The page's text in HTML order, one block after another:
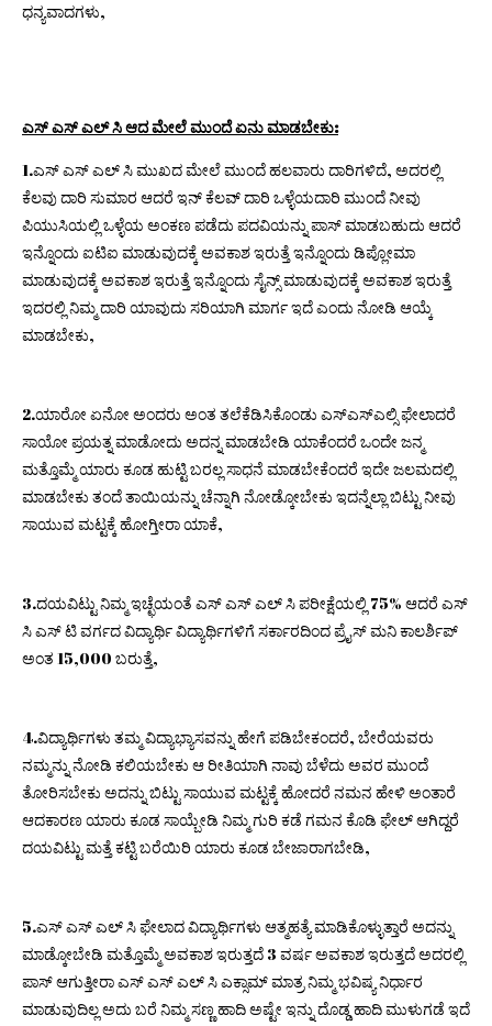
ಧನ್ಯವಾದಗಳು,
ಎಸ್ ಎಸ್ ಎಲ್ ಸಿ ಆದ ಮೇಲೆ ಮುಂದೆ ಏನು ಮಾಡಬೇಕು:
1.ಎಸ್ ಎಸ್ ಎಲ್ ಸಿ ಮುಖದ ಮೇಲೆ ಮುಂದೆ ಹಲವಾರು ದಾರಿಗಳಿದೆ, ಅದರಲ್ಲಿ
ಕೆಲವು ದಾರಿ ಸುಮಾರ ಆದರೆ ಇನ್ ಕೆಲವ್ ದಾರಿ ಒಳ್ಳೆಯದಾರಿ ಮುಂದೆ ನೀವು
ಪಿಯುಸಿಯಲ್ಲಿ ಒಳ್ಳೆಯ ಅಂಕಣ ಪಡೆದು ಪದವಿಯನ್ನು ಪಾಸ್ ಮಾಡಬಹುದು ಆದರೆ
ಇನ್ನೊಂದು ಐಟಿಐ ಮಾಡುವುದಕ್ಕೆ ಅವಕಾಶ ಇರುತ್ತೆ ಇನ್ನೊಂದು ಡಿಪ್ಲೋಮಾ
ಮಾಡುವುದಕ್ಕೆ ಅವಕಾಶ ಇರುತ್ತೆ ಇನ್ನೊಂದು ಸೈನ್ಸ್ ಮಾಡುವುದಕ್ಕೆ ಅವಕಾಶ ಇರುತ್ತೆ
ಇದರಲ್ಲಿ ನಿಮ್ಮ ದಾರಿ ಯಾವುದು ಸರಿಯಾಗಿ ಮಾರ್ಗ ಇದೆ ಎಂದು ನೋಡಿ ಆಯ್ಕೆ
ಮಾಡಬೇಕು,
2.ಯಾರೋ ಏನೋ ಅಂದರು ಅಂತ ತಲೆಕೆಡಿಸಿಕೊಂಡು ಎಸ್ಎಸ್ಎಲ್ಸಿ ಫೇಲಾದರೆ
ಸಾಯೋ ಪ್ರಯತ್ನ ಮಾಡೋದು ಅದನ್ನ ಮಾಡಬೇಡಿ ಯಾಕೆಂದರೆ ಒಂದೇ ಜನ್ಮ
ಮತ್ತೊಮ್ಮೆ ಯಾರು ಕೂಡ ಹುಟ್ಟಿ ಬರಲ್ಲ ಸಾಧನೆ ಮಾಡಬೇಕೆಂದರೆ ಇದೇ ಜಲಮದಲ್ಲಿ
ಮಾಡಬೇಕು ತಂದೆ ತಾಯಿಯನ್ನು ಚೆನ್ನಾಗಿ ನೋಡ್ಕೋಬೇಕು ಇದನ್ನೆಲ್ಲಾ ಬಿಟ್ಟು ನೀವು
ಸಾಯುವ ಮಟ್ಟಕ್ಕೆ ಹೋಗ್ತೀರಾ ಯಾಕೆ,
3.ದಯವಿಟ್ಟು ನಿಮ್ಮ ಇಚ್ಛೆಯಂತೆ ಎಸ್ ಎಸ್ ಎಲ್ ಸಿ ಪರೀಕ್ಷೆಯಲ್ಲಿ 75% ಆದರೆ ಎಸ್
ಸಿ ಎಸ್ ಟಿ ವರ್ಗದ ವಿದ್ಯಾರ್ಥಿ ವಿದ್ಯಾರ್ಥಿಗಳಿಗೆ ಸರ್ಕಾರದಿಂದ ಪ್ರೈಸ್ ಮನಿ ಕಾಲರ್ಶಿಪ್
ಅಂತ 15,000 ಬರುತ್ತೆ,
4.ವಿದ್ಯಾರ್ಥಿಗಳು ತಮ್ಮ ವಿದ್ಯಾಭ್ಯಾಸವನ್ನು ಹೇಗೆ ಪಡಿಬೇಕಂದರೆ, ಬೇರೆಯವರು
ನಮ್ಮನ್ನು ನೋಡಿ ಕಲಿಯಬೇಕು ಆ ರೀತಿಯಾಗಿ ನಾವು ಬೆಳೆದು ಅವರ ಮುಂದೆ
ತೋರಿಸಬೇಕು ಅದನ್ನು ಬಿಟ್ಟು ಸಾಯುವ ಮಟ್ಟಕ್ಕೆ ಹೋದರೆ ನಮನ ಹೇಳಿ ಅಂತಾರೆ
ಆದಕಾರಣ ಯಾರು ಕೂಡ ಸಾಯ್ಬೇಡಿ ನಿಮ್ಮ ಗುರಿ ಕಡೆ ಗಮನ ಕೊಡಿ ಫೇಲ್ ಆಗಿದ್ದರೆ
ದಯವಿಟ್ಟು ಮತ್ತೆ ಕಟ್ಟಿ ಬರೆಯಿರಿ ಯಾರು ಕೂಡ ಬೇಜಾರಾಗಬೇಡಿ,
5.ಎಸ್ ಎಸ್ ಎಲ್ ಸಿ ಫೇಲಾದ ವಿದ್ಯಾರ್ಥಿಗಳು ಆತ್ಮಹತ್ಯೆ ಮಾಡಿಕೊಳ್ಳುತ್ತಾರೆ ಅದನ್ನು
ಮಾಡ್ಕೋಬೇಡಿ ಮತ್ತೊಮ್ಮೆ ಅವಕಾಶ ಇರುತ್ತದೆ 3 ವರ್ಷ ಅವಕಾಶ ಇರುತ್ತದೆ ಅದರಲ್ಲಿ
ಪಾಸ್ ಆಗುತ್ತೀರಾ ಎಸ್ ಎಸ್ ಎಲ್ ಸಿ ಎಕ್ಸಾಮ್ ಮಾತ್ರ ನಿಮ್ಮ ಭವಿಷ್ಯ ನಿರ್ಧಾರ
ಮಾಡುವುದಿಲ್ಲ ಅದು ಬರೆ ನಿಮ್ಮ ಸಣ್ಣ ಹಾದಿ ಅಷ್ಟೇ ಇನ್ನು ದೊಡ್ಡ ಹಾದಿ ಮುಳುಗಡೆ ಇದೆ